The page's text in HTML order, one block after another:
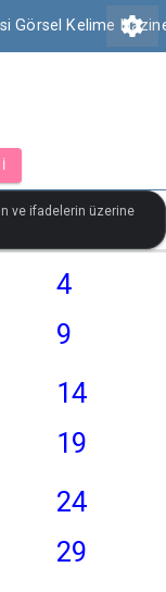
Görsel Kelime settings
ve ifadelerin üzerine
4
9
14
19
24
29